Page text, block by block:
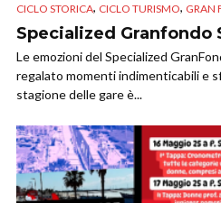
CICLO STORICA, CICLO TURISMO, GRAN
Specialized Granfondo
Le emozioni del Specialized
regalato momenti indimenticabili e
stagione delle gare è...